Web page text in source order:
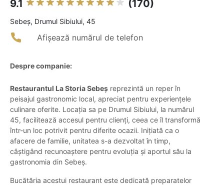
9.1 (170)
Sebeş, Drumul Sibiului, 45
Afișează numărul de telefon
Despre companie:
Restaurantul La Storia Sebeș reprezintă un reper în
peisajul gastronomic local, apreciat pentru experiențele
culinare oferite. Locația sa pe Drumul Sibiului, la numărul
45, facilitează accesul pentru clienți, ceea ce îl transformă
într-un loc potrivit pentru diferite ocazii. Inițiată ca o
afacere de familie, unitatea s-a dezvoltat în timp,
câștigând recunoaștere pentru evoluția și aportul său la
gastronomia din Sebeș.
Bucătăria acestui restaurant este dedicată preparatelor